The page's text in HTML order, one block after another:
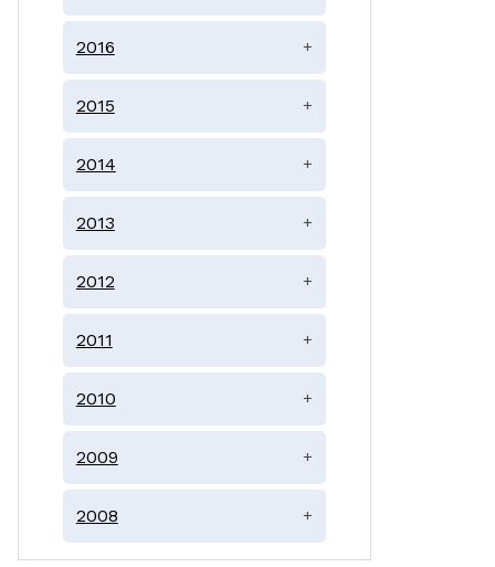
2016 +
2015 +
2014 +
2013 +
2012 +
2011 +
2010 +
2009 +
2008 +